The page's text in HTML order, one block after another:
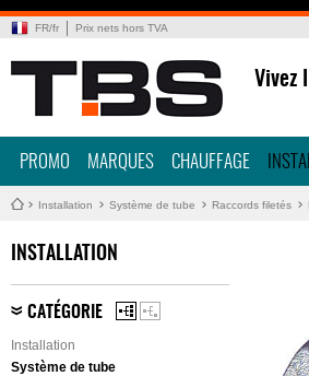
FR/fr Prix nets hors TVA
Vivez
PROMO MARQUES CHAUFFAGE
Installation Système de tube Raccords filetés
INSTALLATION
CATÉGORIE
Installation
Système de tube